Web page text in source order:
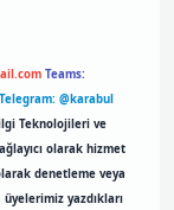
Teams:
Telegram: @karabul
Teknolojileri ve
olarak hizmet
denetleme veya
yazdıkları